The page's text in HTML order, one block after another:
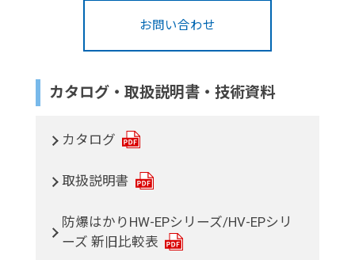
お問い合わせ
カタログ・取扱説明書・技術資料
カタログ
取扱説明書
防爆はかりHW-EPシリーズ/HV-EPシリ
ーズ 新旧比較表